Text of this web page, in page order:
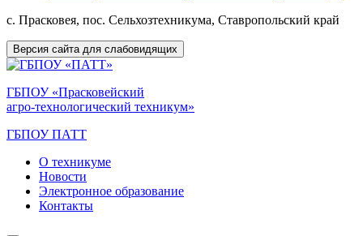
с. Прасковея, пос. Сельхозтехникума, Ставропольский край
Версия сайта для слабовидящих
ГБПОУ «Прасковейский
агро-технологический техникум»
ГБПОУ ПАТТ
О техникуме
Новости
Электронное образование
Контакты